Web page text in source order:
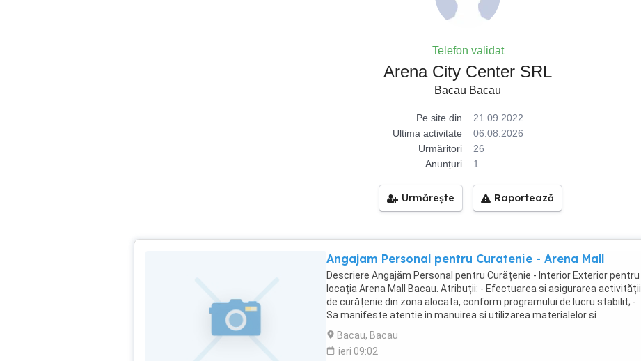
Telefon validat
Arena City Center SRL
Bacau Bacau
Pe site din
21.09.2022
Ultima activitate
06.08.2026
Urmăritori
26
Anunțuri
1
Urmărește Raportează
Angajam Personal pentru Curatenie - Arena Mall
Descriere Angajăm Personal pentru Curățenie - Interior Exterior pentru
locația Arena Mall Bacau. Atribuții: - Efectuarea si asigurarea activității
de curățenie din zona alocata, conform programului de lucru stabilit; -
Sa manifeste atentie in manuirea si utilizarea materialelor si
echipamentelor pe care le are in primire; - Experiența reprezintă un
avantaj; Oferim: - Pachet salarial atractiv [salariu de baza incepand de
la 2600 NET + bonuri de masa ( 30 lei zi = 600 lei luna) + Decontare
Bacau, Bacau
ieri 09:02